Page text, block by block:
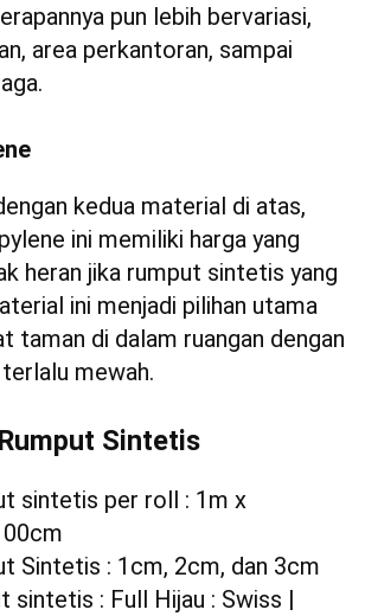
pun lebih bervariasi,
area perkantoran, sampai
kedua material di atas,
ini memiliki harga yang
heran jika rumput sintetis yang
ini menjadi pilihan utama
taman di dalam ruangan dengan
mewah.
Sintetis
sintetis per roll : 1m x
Sintetis : 1cm, 2cm, dan 3cm
sintetis : Full Hijau : Swiss |